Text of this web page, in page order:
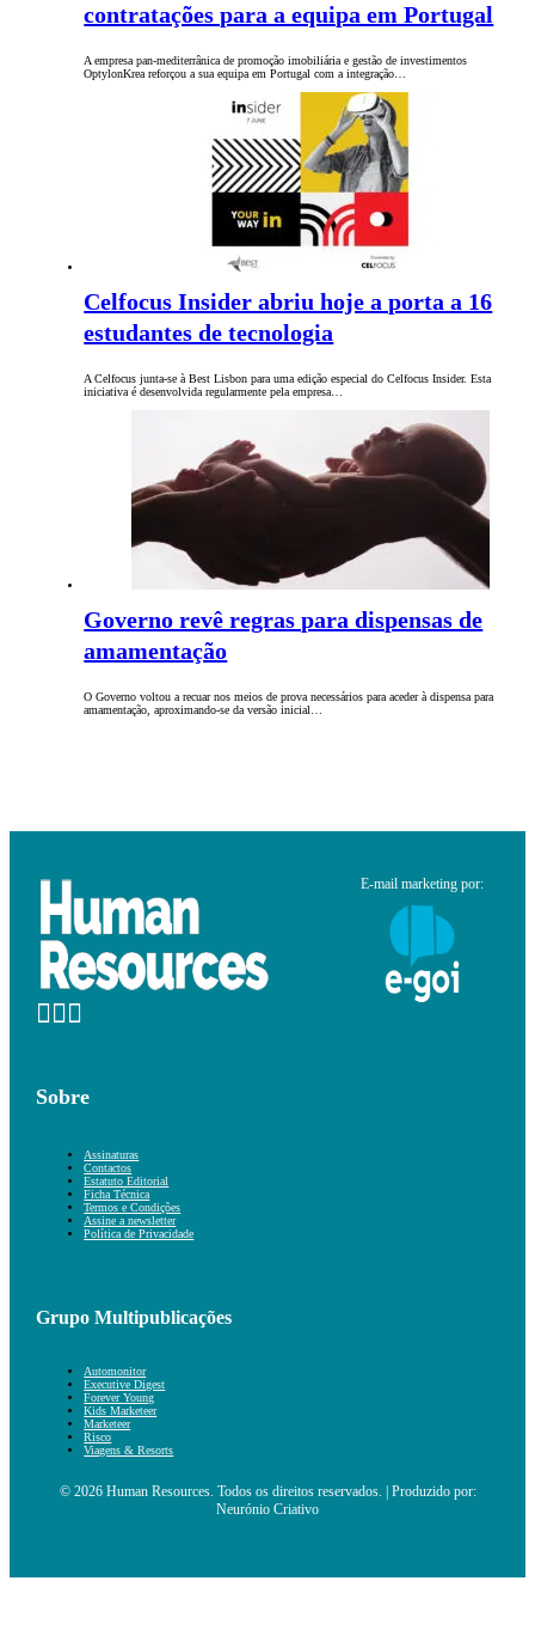
contratações para a equipa em Portugal
A empresa pan-mediterrânica de promoção imobiliária e gestão de investimentos
OptylonKrea reforçou a sua equipa em Portugal com a integração…
Celfocus Insider abriu hoje a porta a 16
estudantes de tecnologia
A Celfocus junta-se à Best Lisbon para uma edição especial do Celfocus Insider. Esta
iniciativa é desenvolvida regularmente pela empresa…
Governo revê regras para dispensas de
amamentação
O Governo voltou a recuar nos meios de prova necessários para aceder à dispensa para
amamentação, aproximando-se da versão inicial…
E-mail marketing por:
Sobre
Assinaturas
Contactos
Estatuto Editorial
Ficha Técnica
Termos e Condições
Assine a newsletter
Política de Privacidade
Grupo Multipublicações
Automonitor
Executive Digest
Forever Young
Kids Marketeer
Marketeer
Risco
Viagens & Resorts
© 2026 Human Resources. Todos os direitos reservados. | Produzido por:
Neurónio Criativo